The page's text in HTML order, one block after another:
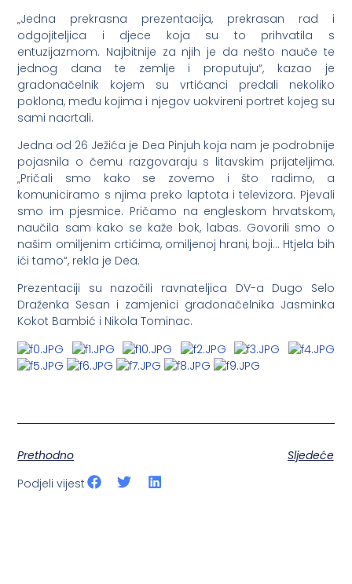
„Jedna prekrasna prezentacija, prekrasan rad i
odgojiteljica i djece koja su to prihvatila s
entuzijazmom. Najbitnije za njih je da nešto nauče te
jednog dana te zemlje i proputuju“, kazao je
gradonačelnik kojem su vrtićanci predali nekoliko
poklona, među kojima i njegov uokvireni portret kojeg su
sami nacrtali.
Jedna od 26 Ježića je Dea Pinjuh koja nam je podrobnije
pojasnila o čemu razgovaraju s litavskim prijateljima.
„Pričali smo kako se zovemo i što radimo, a
komuniciramo s njima preko laptota i televizora. Pjevali
smo im pjesmice. Pričamo na engleskom hrvatskom,
naučila sam kako se kaže bok, labas. Govorili smo o
našim omiljenim crtićima, omiljenoj hrani, boji… Htjela bih
ići tamo“, rekla je Dea.
Prezentaciji su nazočili ravnateljica DV-a Dugo Selo
Draženka Sesan i zamjenici gradonačelnika Jasminka
Kokot Bambić i Nikola Tominac.
Prethodno
Sljedeće
Podjeli vijest